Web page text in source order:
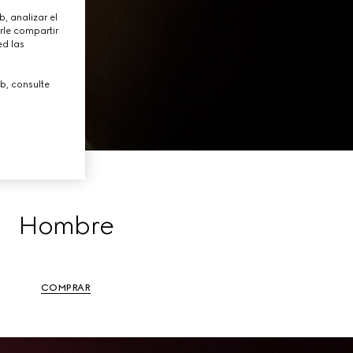
Hombre
COMPRAR
analizar el
compartir
las
consulte